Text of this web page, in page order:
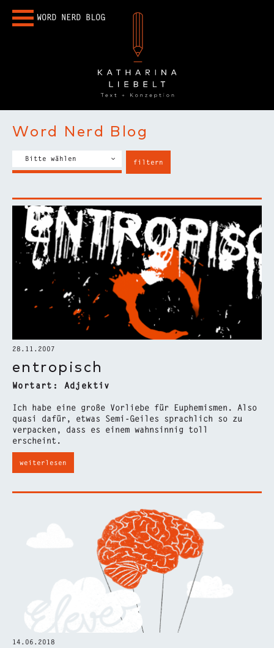
WORD NERD BLOG
Word Nerd Blog
28.11.2007
entropisch
Wortart: Adjektiv
Ich habe eine große Vorliebe für Euphemismen. Also
quasi dafür, etwas Semi-Geiles sprachlich so zu
verpacken, dass es einem wahnsinnig toll
erscheint.
weiterlesen
14.06.2018